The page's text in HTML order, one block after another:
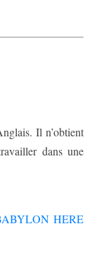
Il n’obtient
dans une
HERE